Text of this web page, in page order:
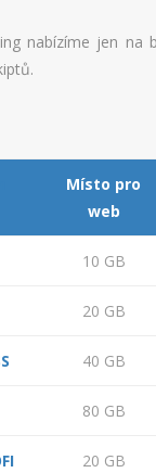
nabízíme jen na
Místo pro
web
10 GB
20 GB
40 GB
80 GB
20 GB